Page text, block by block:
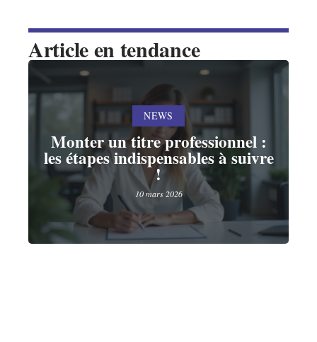
Article en tendance
NEWS
Monter un titre professionnel :
les étapes indispensables à suivre
!
10 mars 2026